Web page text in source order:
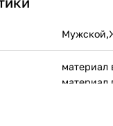
материал
материал